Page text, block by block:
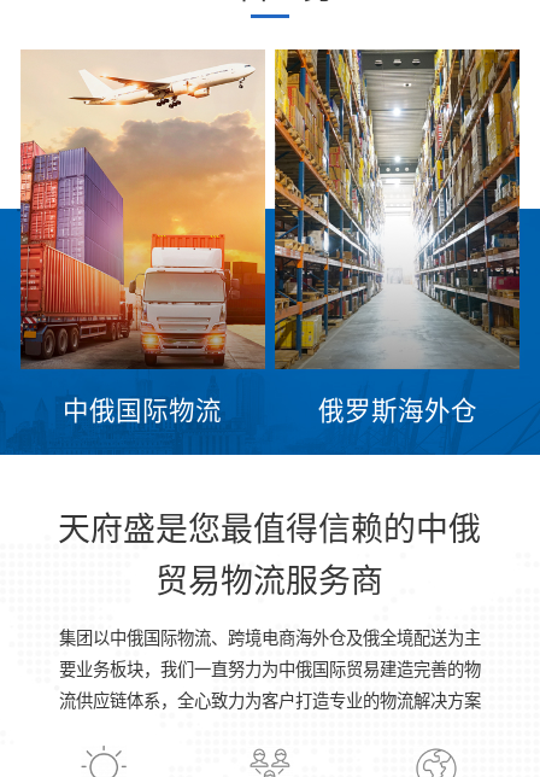
中俄国际物流 俄罗斯海外仓
天府盛是您最值得信赖的中俄
贸易物流服务商
集团以中俄国际物流、跨境电商海外仓及俄全境配送为主
要业务板块，我们一直努力为中俄国际贸易建造完善的物
流供应链体系，全心致力为客户打造专业的物流解决方案